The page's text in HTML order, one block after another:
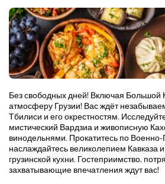
Без свободных дней! Включая Большой
атмосферу Грузии! Вас ждёт
Тбилиси и его окрестностям.
мистический Вардзиа и живописную
винодельнями. Прокатитесь по Военно-
наслаждайтесь великолепием Кавказа
грузинской кухни. Гостеприимство,
захватывающие впечатления ждут вас!